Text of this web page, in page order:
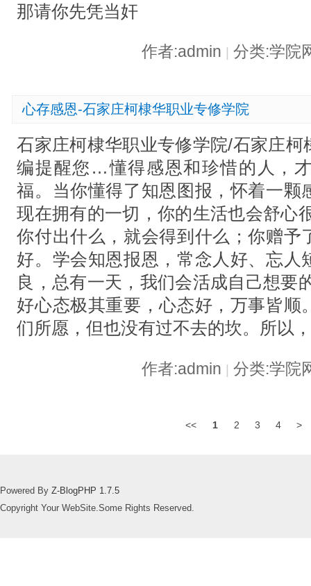
那请你先凭当奸
作者:admin 分类:学院
心存感恩-石家庄柯棣华职业专修学院
石家庄柯棣华职业专修学院/石家庄
编提醒您…懂得感恩和珍惜的人，
福。当你懂得了知恩图报，怀着一颗
现在拥有的一切，你的生活也会舒心
你付出什么，就会得到什么；你赠予
好。学会知恩报恩，常念人好、忘人
良，总有一天，我们会活成自己想要
好心态极其重要，心态好，万事皆顺
们所愿，但也没有过不去的坎。所以
作者:admin | 分类:学院
<< 1 2 3 4 >
Powered By Z-BlogPHP 1.7.5
Copyright Your WebSite.Some Rights Reserved.